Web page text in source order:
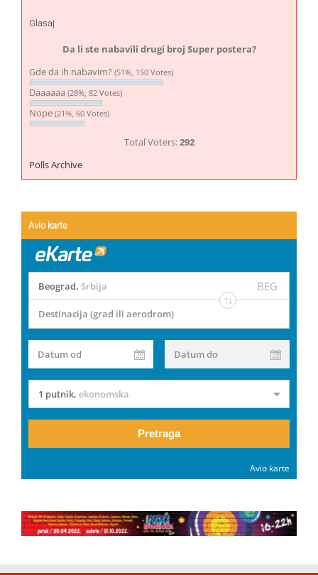
Glasaj
Da li ste nabavili drugi broj Super postera?
Gde da ih nabavim? (51%, 150 Votes)
Daaaaaa (28%, 82 Votes)
Nope (21%, 60 Votes)
Total Voters:292
Polls Archive
Avio karte
Beograd, Srbija BEG
Destinacija (grad ili aerodrom)
Datum od Datum do
1 putnik, ekonomska
Pretraga
Avio karte